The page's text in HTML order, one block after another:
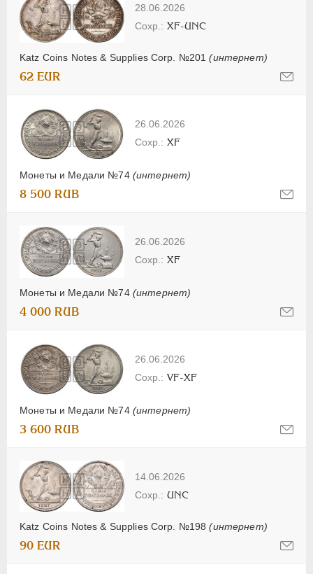
28.06.2026
Katz Coins Notes & Supplies Corp. №201(интернет)
XF-UNC
62 EUR
26.06.2026
Монеты и Медали №74 (интернет)
XF
8 500 RUB
26.06.2026
Монеты и Медали №74 (интернет)
XF
4 000 RUB
26.06.2026
Монеты и Медали №74 (интернет)
VF-XF
3 600 RUB
14.06.2026
Katz Coins Notes & Supplies Corp. №198(интернет)
UNC
90 EUR